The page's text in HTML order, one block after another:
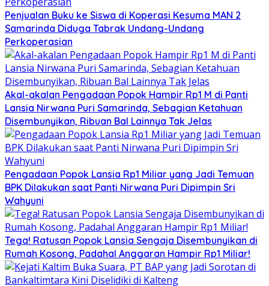
Penjualan Buku ke Siswa di Koperasi Kesuma MAN 2
Samarinda Diduga Tabrak Undang-Undang
Perkoperasian
Akal-akalan Pengadaan Popok Hampir Rp1 M di Panti
Lansia Nirwana Puri Samarinda, Sebagian Ketahuan
Disembunyikan, Ribuan Bal Lainnya Tak Jelas
Pengadaan Popok Lansia Rp1 Miliar yang Jadi Temuan
BPK Dilakukan saat Panti Nirwana Puri Dipimpin Sri
Wahyuni
Tega! Ratusan Popok Lansia Sengaja Disembunyikan di
Rumah Kosong, Padahal Anggaran Hampir Rp1 Miliar!